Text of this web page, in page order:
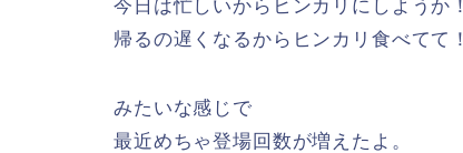
今日は忙しいからヒンカリにしようか！
帰るの遅くなるからヒンカリ食べてて！
みたいな感じで
最近めちゃ登場回数が増えたよ。